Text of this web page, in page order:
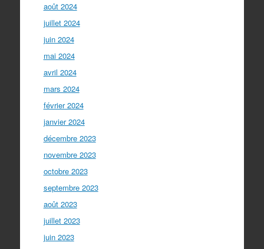
août 2024
juillet 2024
juin 2024
mai 2024
avril 2024
mars 2024
février 2024
janvier 2024
décembre 2023
novembre 2023
octobre 2023
septembre 2023
août 2023
juillet 2023
juin 2023